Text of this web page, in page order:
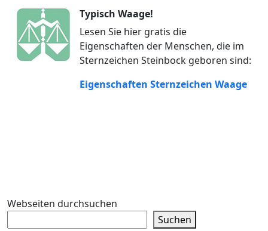
Typisch Waage!
Lesen Sie hier gratis die
Eigenschaften der Menschen, die im
Sternzeichen Steinbock geboren sind:
Eigenschaften Sternzeichen Waage
Webseiten durchsuchen
Suchen